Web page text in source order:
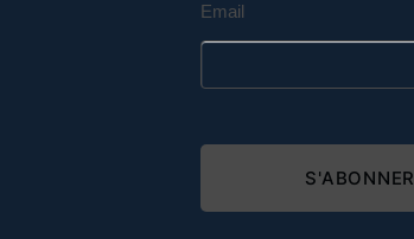
Email
S'ABONNER